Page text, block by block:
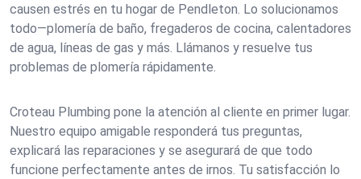
causen estrés en tu hogar de Pendleton. Lo solucionamos
todo—plomería de baño, fregaderos de cocina, calentadores
de agua, líneas de gas y más. Llámanos y resuelve tus
problemas de plomería rápidamente.
Croteau Plumbing pone la atención al cliente en primer lugar.
Nuestro equipo amigable responderá tus preguntas,
explicará las reparaciones y se asegurará de que todo
funcione perfectamente antes de irnos. Tu satisfacción lo